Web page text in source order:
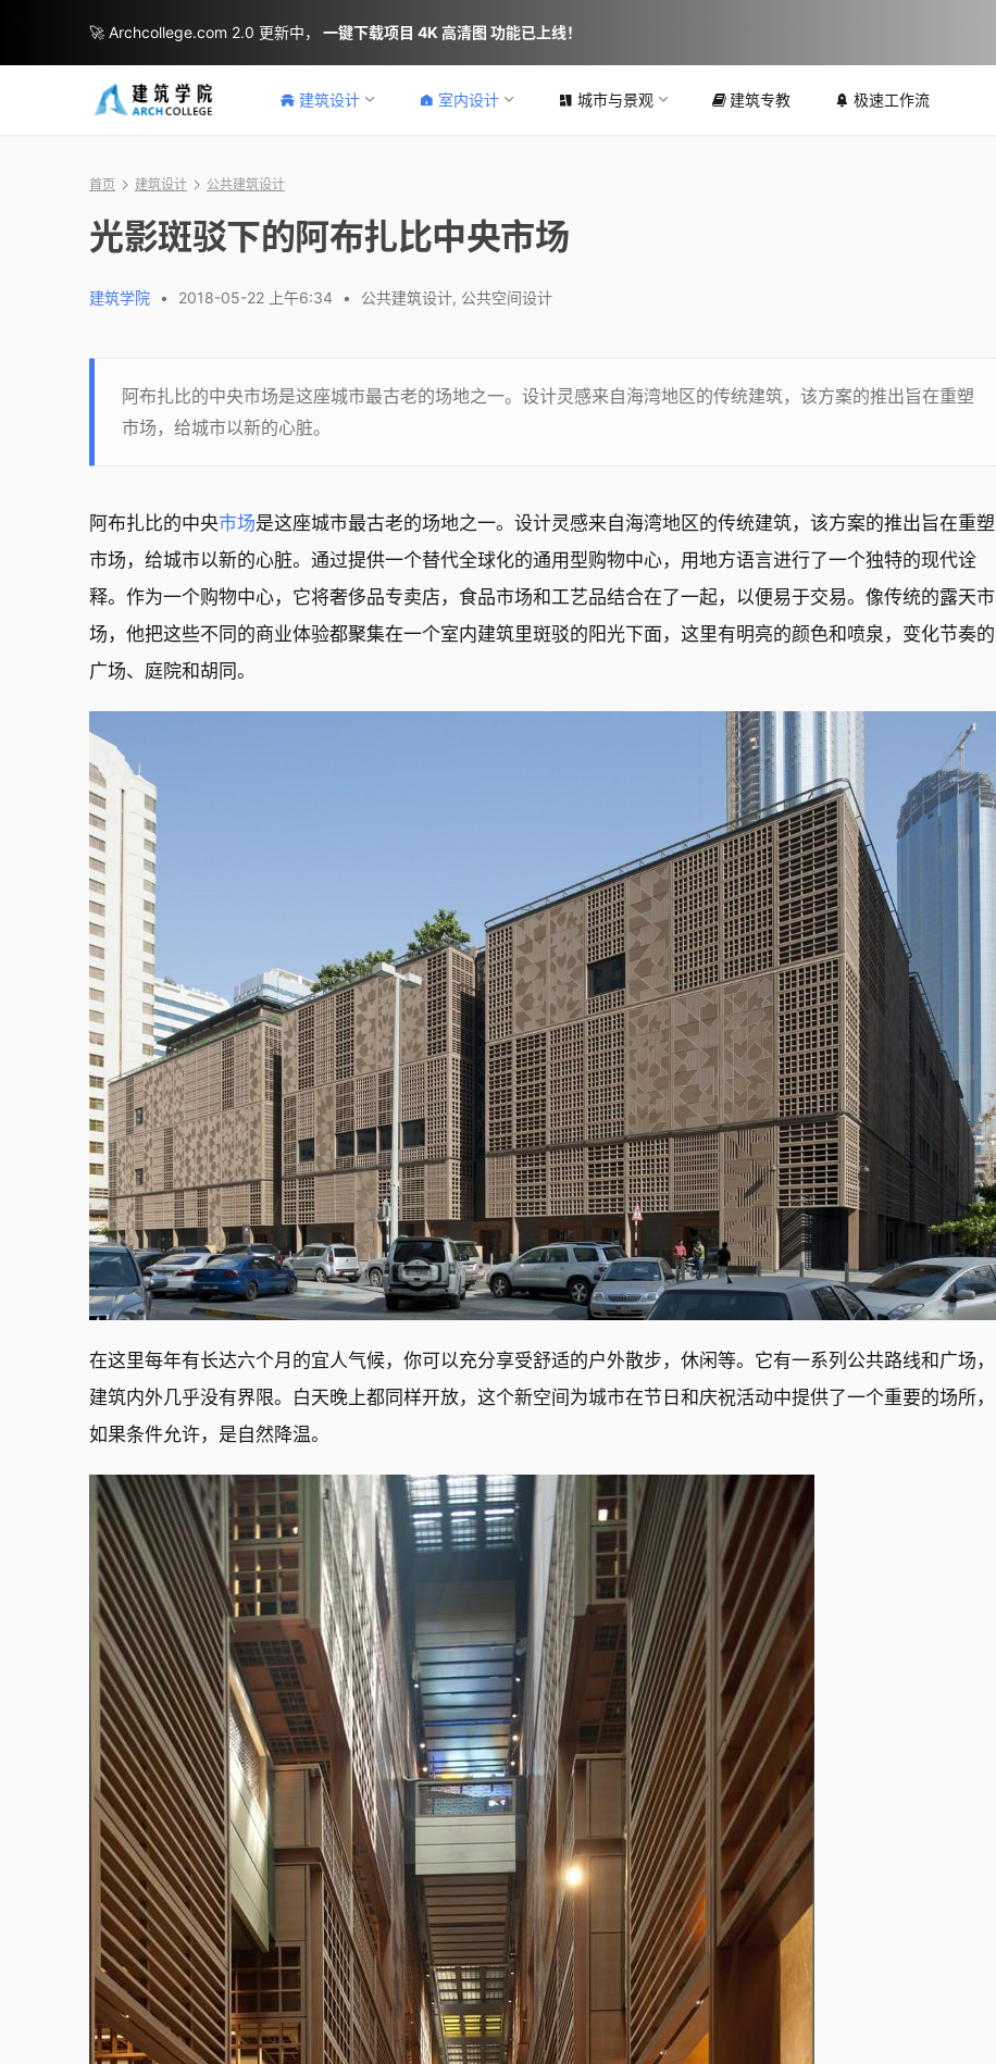
建筑设计 室内设计 城市与景观 建筑专教 极速工作流
首页 建筑设计 公共建筑设计
光影斑驳下的阿布扎比中央市场
建筑学院 • 2018-05-22 上午6:34 • 公共建筑设计, 公共空间设计
阿布扎比的中央市场是这座城市最古老的场地之一。设计灵感来自海湾地区的传统建筑，该方案的推出旨在重塑
市场，给城市以新的心脏。
阿布扎比的中央市场是这座城市最古老的场地之一。设计灵感来自海湾地区的传统建筑，该方案的推出旨在重塑
市场，给城市以新的心脏。通过提供一个替代全球化的通用型购物中心，用地方语言进行了一个独特的现代诠
释。作为一个购物中心，它将奢侈品专卖店，食品市场和工艺品结合在了一起，以便易于交易。像传统的露天市
场，他把这些不同的商业体验都聚集在一个室内建筑里斑驳的阳光下面，这里有明亮的颜色和喷泉，变化节奏的
广场、庭院和胡同。
在这里每年有长达六个月的宜人气候，你可以充分享受舒适的户外散步，休闲等。它有一系列公共路线和广场，
建筑内外几乎没有界限。白天晚上都同样开放，这个新空间为城市在节日和庆祝活动中提供了一个重要的场所，
如果条件允许，是自然降温。
🚀 Archcollege.com 2.0 更新中， 一键下载项目 4K 高清图 功能已上线！